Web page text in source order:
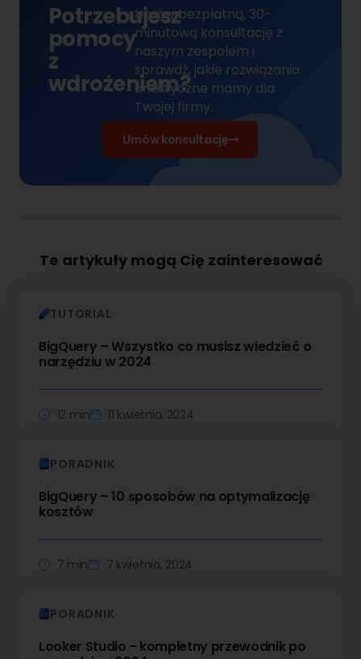
Potrzebujesz
pomocy
z
wdrożeniem?
Umów bezpłatną, 30-
minutową konsultację z
naszym zespołem i
sprawdź, jakie rozwiązania
analityczne mamy dla
Twojej firmy.
Umów konsultację
Te artykuły mogą Cię zainteresować
TUTORIAL
BigQuery – Wszystko co musisz wiedzieć o
narzędziu w 2024
12 min 11 kwietnia, 2024
PORADNIK
BigQuery – 10 sposobów na optymalizację
kosztów
7 min 7 kwietnia, 2024
PORADNIK
Looker Studio - kompletny przewodnik po